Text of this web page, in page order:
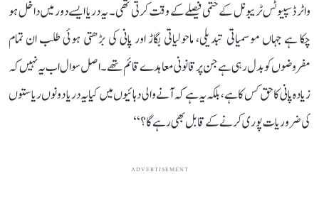
واٹر ڈسپیوٹس ٹریبونل کے حتمی فیصلے کے وقت کرتی تھی۔ یہ دریا ایسے دور میں داخل ہو
چکا ہے جہاں موسمیاتی تبدیلی، ماحولیاتی بگاڑ اور پانی کی بڑھتی ہوئی طلب ان تمام
مفروضوں کو بدل رہی ہے جن پر قانونی معاہدے قائم تھے۔ اصل سوال اب یہ نہیں کہ
زیادہ پانی کا حق کس کا ہے، بلکہ یہ ہے کہ آنے والی دہائیوں میں کیا یہ دریا دونوں ریاستوں
کی ضروریات پوری کرنے کے قابل بھی رہے گا؟‘‘
ADVERTISEMENT